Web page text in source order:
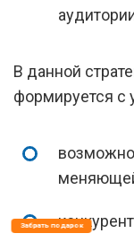
В данной
формируется с
Забрать подарок